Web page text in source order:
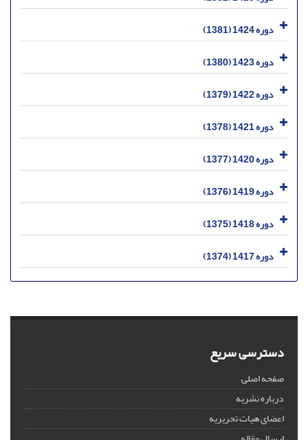
دوره 1424 (1381)
دوره 1423 (1380)
دوره 1422 (1379)
دوره 1421 (1378)
دوره 1420 (1377)
دوره 1419 (1376)
دوره 1418 (1375)
دوره 1417 (1374)
دسترسی سریع
صفحه اصلی
درباره نشریه
اعضای هیات تحریریه